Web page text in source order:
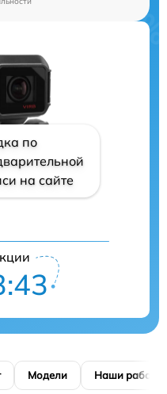
по
на сайте
Модели Наши работы